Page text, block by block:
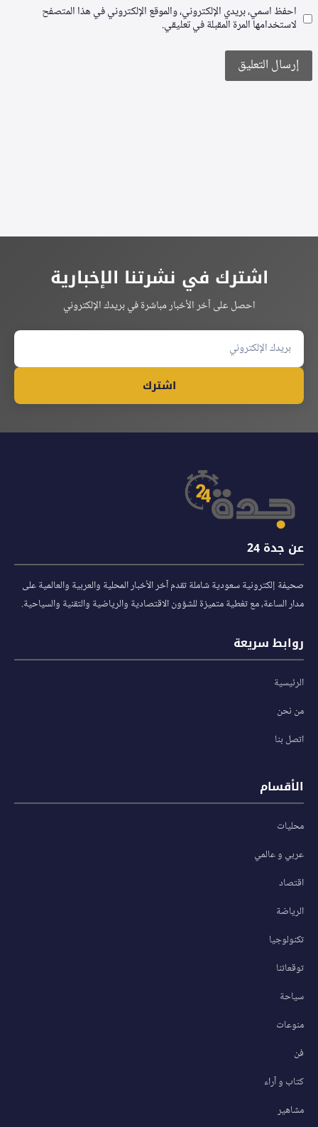
احفظ اسمي، بريدي الإلكتروني، والموقع الإلكتروني في هذا المتصفح
لاستخدامها المرة المقبلة في تعليقي.
اشترك في نشرتنا الإخبارية
احصل على آخر الأخبار مباشرة في بريدك الإلكتروني
اشترك
عن جدة 24
صحيفة إلكترونية سعودية شاملة تقدم آخر الأخبار المحلية والعربية والعالمية على
مدار الساعة، مع تغطية متميزة للشؤون الاقتصادية والرياضية والتقنية والسياحية.
روابط سريعة
الرئيسية
من نحن
اتصل بنا
الأقسام
محليات
عربي و عالمي
اقتصاد
الرياضة
تكنولوجيا
توقعاتنا
سياحة
منوعات
فن
كتاب و آراء
مشاهير